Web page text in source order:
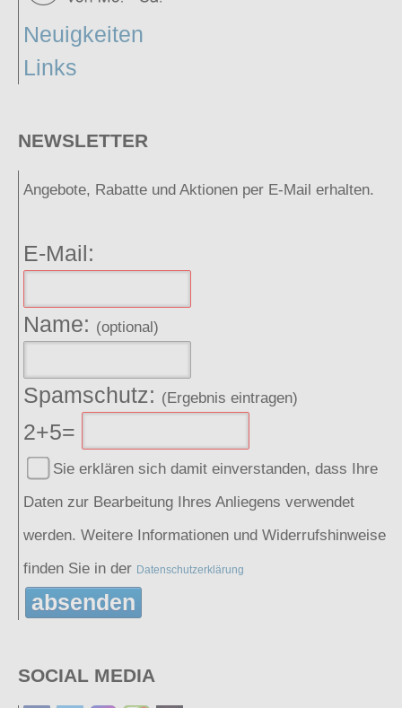
Neuigkeiten
Links
NEWSLETTER
Angebote, Rabatte und Aktionen per E-Mail erhalten.
E-Mail:
Name: (optional)
Spamschutz: (Ergebnis eintragen)
2+5=
Sie erklären sich damit einverstanden, dass Ihre
Daten zur Bearbeitung Ihres Anliegens verwendet
werden. Weitere Informationen und Widerrufshinweise
finden Sie in der Datenschutzerklärung
absenden
SOCIAL MEDIA